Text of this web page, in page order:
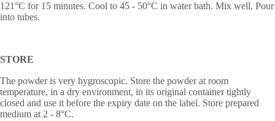
121 °C for 15 minutes. Cool to 45 - 50°C in water bath. Mix well. Pour
into tubes.
STORE
The powder is very hygroscopic. Store the powder at room
temperature, in a dry environment, in its original container tightly
closed and use it before the expiry date on the label. Store prepared
medium at 2 - 8°C.